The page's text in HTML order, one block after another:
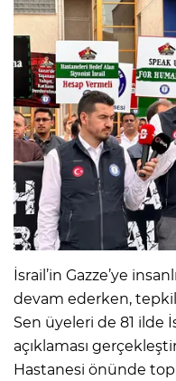
İsrail’in Gazze’ye
devam ederken,
Sen üyeleri de 81 ilde
açıklaması
Hastanesi önünde